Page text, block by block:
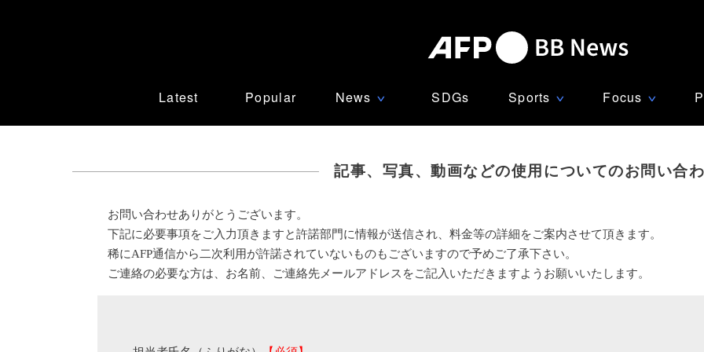
Latest Popular News ∨ SDGs Sports ∨ Focus ∨
記事、写真、動画などの使用についてのお問い合
お問い合わせありがとうございます。
下記に必要事項をご入力頂きますと許諾部門に情報が送信され、料金等の詳細をご案内させて頂きます。
稀にAFP通信から二次利用が許諾されていないものもございますので予めご了承下さい。
ご連絡の必要な方は、お名前、ご連絡先メールアドレスをご記入いただきますようお願いいたします。